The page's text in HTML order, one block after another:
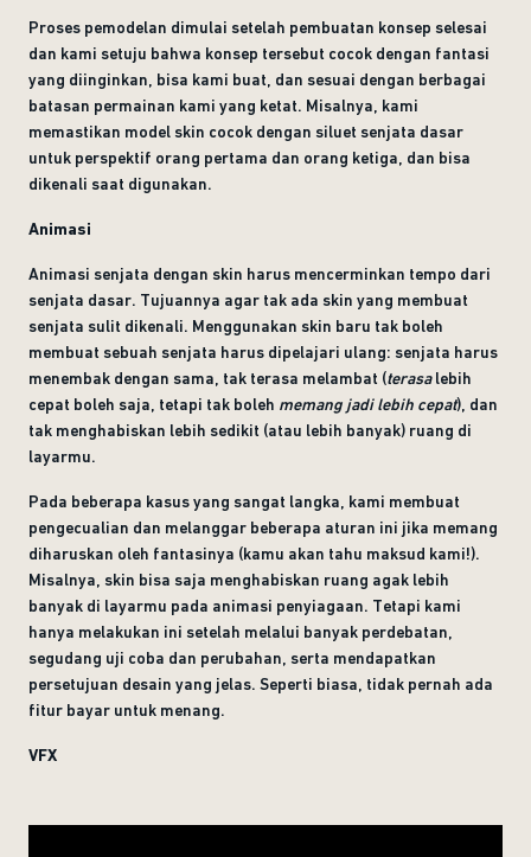
Proses pemodelan dimulai setelah pembuatan konsep selesai
dan kami setuju bahwa konsep tersebut cocok dengan fantasi
yang diinginkan, bisa kami buat, dan sesuai dengan berbagai
batasan permainan kami yang ketat. Misalnya, kami
memastikan model skin cocok dengan siluet senjata dasar
untuk perspektif orang pertama dan orang ketiga, dan bisa
dikenali saat digunakan.
Animasi
Animasi senjata dengan skin harus mencerminkan tempo dari
senjata dasar. Tujuannya agar tak ada skin yang membuat
senjata sulit dikenali. Menggunakan skin baru tak boleh
membuat sebuah senjata harus dipelajari ulang: senjata harus
menembak dengan sama, tak terasa melambat (terasalebih
cepat boleh saja, tetapi tak boleh memang jadi lebih cepat), dan
tak menghabiskan lebih sedikit (atau lebih banyak) ruang di
layarmu.
Pada beberapa kasus yang sangat langka, kami membuat
pengecualian dan melanggar beberapa aturan ini jika memang
diharuskan oleh fantasinya (kamu akan tahu maksud kami!).
Misalnya, skin bisa saja menghabiskan ruang agak lebih
banyak di layarmu pada animasi penyiagaan. Tetapi kami
hanya melakukan ini setelah melalui banyak perdebatan,
segudang uji coba dan perubahan, serta mendapatkan
persetujuan desain yang jelas. Seperti biasa, tidak pernah ada
fitur bayar untuk menang.
VFX